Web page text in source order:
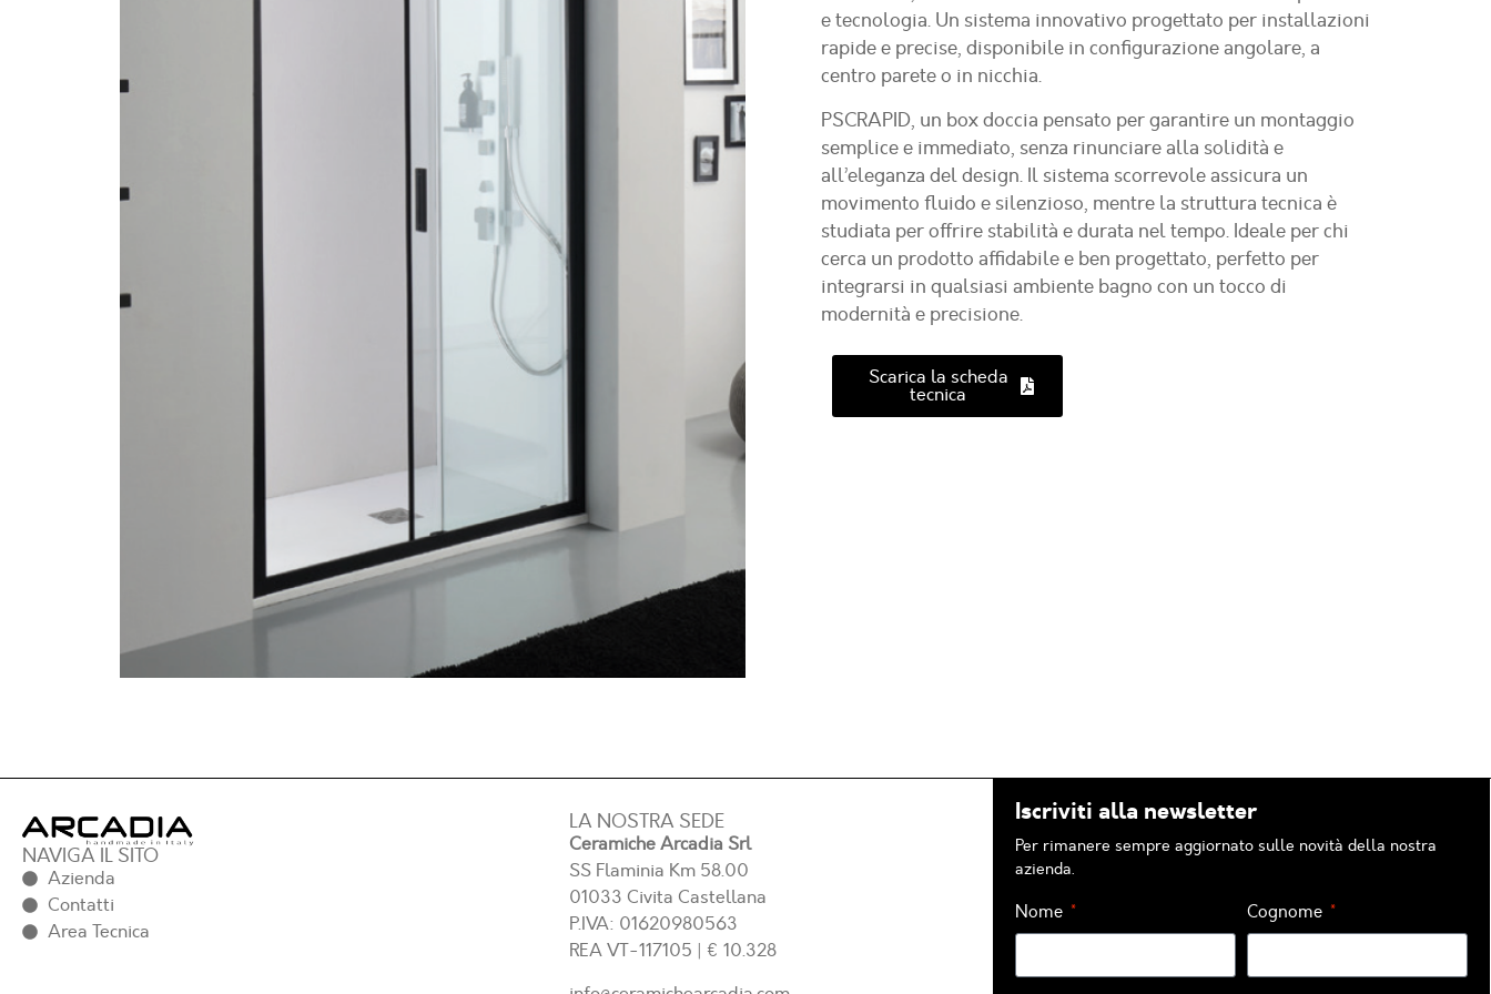
e tecnologia. Un sistema innovativo progettato per installazioni
rapide e precise, disponibile in configurazione angolare, a
centro parete o in nicchia.
PSCRAPID, un box doccia pensato per garantire un montaggio
semplice e immediato, senza rinunciare alla solidità e
all’eleganza del design. Il sistema scorrevole assicura un
movimento fluido e silenzioso, mentre la struttura tecnica è
studiata per offrire stabilità e durata nel tempo. Ideale per chi
cerca un prodotto affidabile e ben progettato, perfetto per
integrarsi in qualsiasi ambiente bagno con un tocco di
modernità e precisione.
Scarica la scheda
tecnica
NAVIGA IL SITO
Azienda
Contatti
Area Tecnica
LA NOSTRA SEDE
Ceramiche Arcadia Srl
SS Flaminia Km 58.00
01033 Civita Castellana
P.IVA: 01620980563
REAVT-117105 | € 10.328
Iscriviti alla newsletter
Per rimanere sempre aggiornato sulle novità della nostra
azienda.
Nome Cognome